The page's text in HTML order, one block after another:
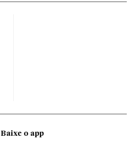
Baixe o app